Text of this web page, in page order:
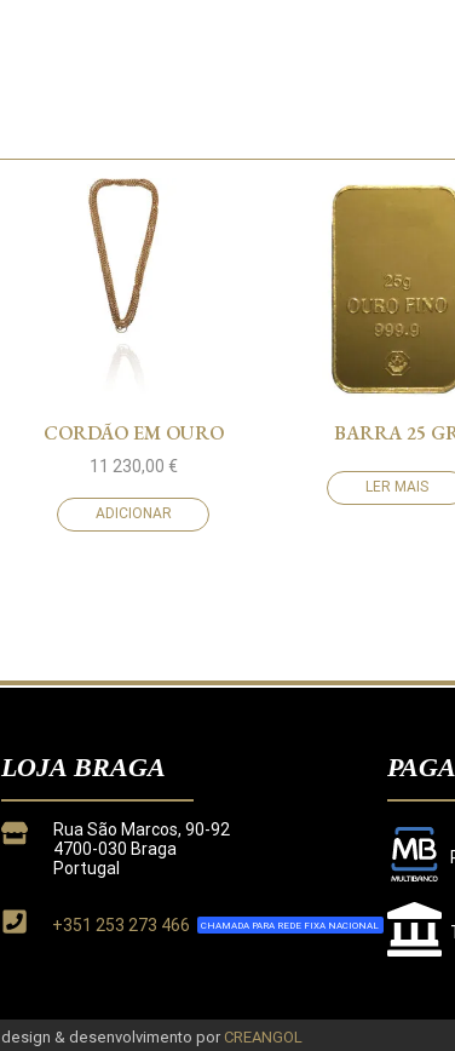
CORDÃO EM OURO
11 230,00 €
ADICIONAR
BARRA 25
LER MAIS
LOJA BRAGA
Rua São Marcos, 90-92
4700-030 Braga
Portugal
+351 253 273 466 CHAMADA PARA REDE FIXA NACIONAL
design & desenvolvimento por CREANGOL